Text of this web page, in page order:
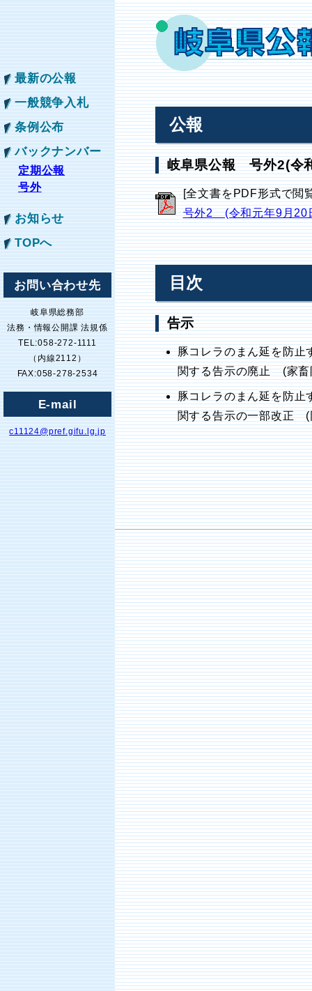
最新の公報
一般競争入札
条例公布
バックナンバー
定期公報
号外
お知らせ
TOPへ
お問い合わせ先
岐阜県総務部
法務・情報公開課 法規係
TEL:058-272-1111
（内線2112）
FAX:058-278-2534
E-mail
c11124@pref.gifu.lg.jp
公報
岐阜県公報 号外2(令
[全文書をPDF形式で閲
号外2 (令和元年9月20
目次
告示
豚コレラのまん延を防止
関する告示の廃止 (家畜
豚コレラのまん延を防止
関する告示の一部改正 (